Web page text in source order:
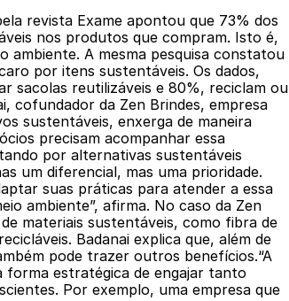
revista Exame apontou que 73% dos
nos produtos que compram. Isto é,
ambiente. A mesma pesquisa constatou
por itens sustentáveis. Os dados,
sacolas reutilizáveis e 80%, reciclam ou
cofundador da Zen Brindes, empresa
sustentáveis, enxerga de maneira
precisam acompanhar essa
por alternativas sustentáveis
um diferencial, mas uma prioridade.
suas práticas para atender a essa
ambiente”, afirma. No caso da Zen
materiais sustentáveis, como fibra de
Badanai explica que, além de
pode trazer outros benefícios.“A
forma estratégica de engajar tanto
Por exemplo, uma empresa que